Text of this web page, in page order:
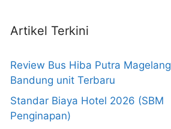
Artikel Terkini
Review Bus Hiba Putra Magelang
Bandung unit Terbaru
Standar Biaya Hotel 2026 (SBM
Penginapan)